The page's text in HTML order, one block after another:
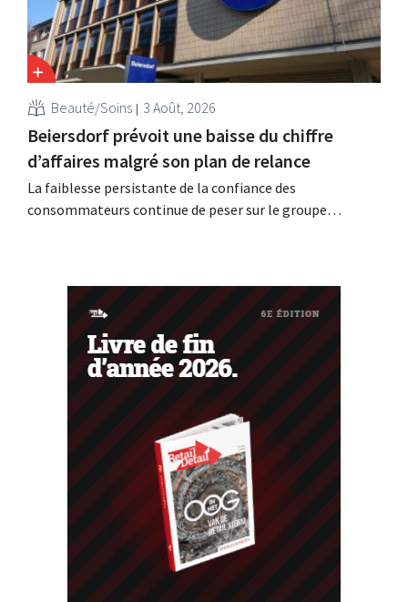
Beauté/Soins 3 Août, 2026
Beiersdorf prévoit une baisse du chiffre
d’affaires malgré son plan de relance
La faiblesse persistante de la confiance des
consommateurs continue de peser sur le groupe